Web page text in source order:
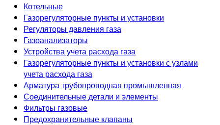
Котельные
Газорегуляторные пункты и установки
Регуляторы давления газа
Газоанализаторы
Устройства учета расхода газа
Газорегуляторные пункты и установки с узлами
учета расхода газа
Арматура трубопроводная промышленная
Соединительные детали и элементы
Фильтры газовые
Предохранительные клапаны